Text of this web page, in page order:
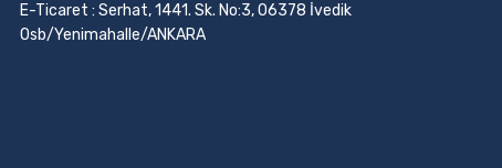
E-Ticaret : Serhat, 1441. Sk. No:3, 06378 İvedik
Osb/Yenimahalle/ANKARA